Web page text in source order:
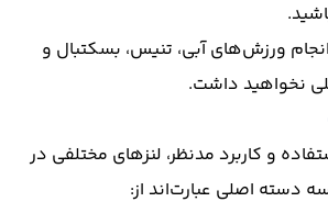
ورزش‌های آبی، تنیس، بسکتبال و
نخواهید داشت.
و کاربرد مدنظر، لنزهای مختلفی در
دسته اصلی عبارت‌اند از: